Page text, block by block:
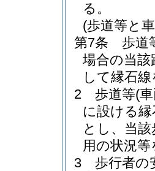
る。
(歩道等と
第7条
歩道
場合の当該
して縁石
2
歩道等(
に設ける
とし、当
用の状況
3
歩行者の